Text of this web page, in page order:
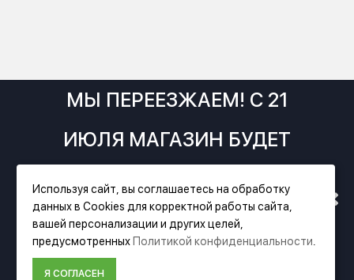
МЫ ПЕРЕЕЗЖАЕМ! С 21
ИЮЛЯ МАГАЗИН БУДЕТ
РАБОТАТЬ ПО НОВОМУ
АДРЕСУ. ПОДРОБНАЯ
ИНФОРМАЦИЯ О ПЕРЕЕЗДЕ
Используя сайт, вы соглашаетесь на обработку
данных в Cookies для корректной работы сайта,
вашей персонализации и других целей,
предусмотренных Политикой конфиденциальности
Я СОГЛАСЕН